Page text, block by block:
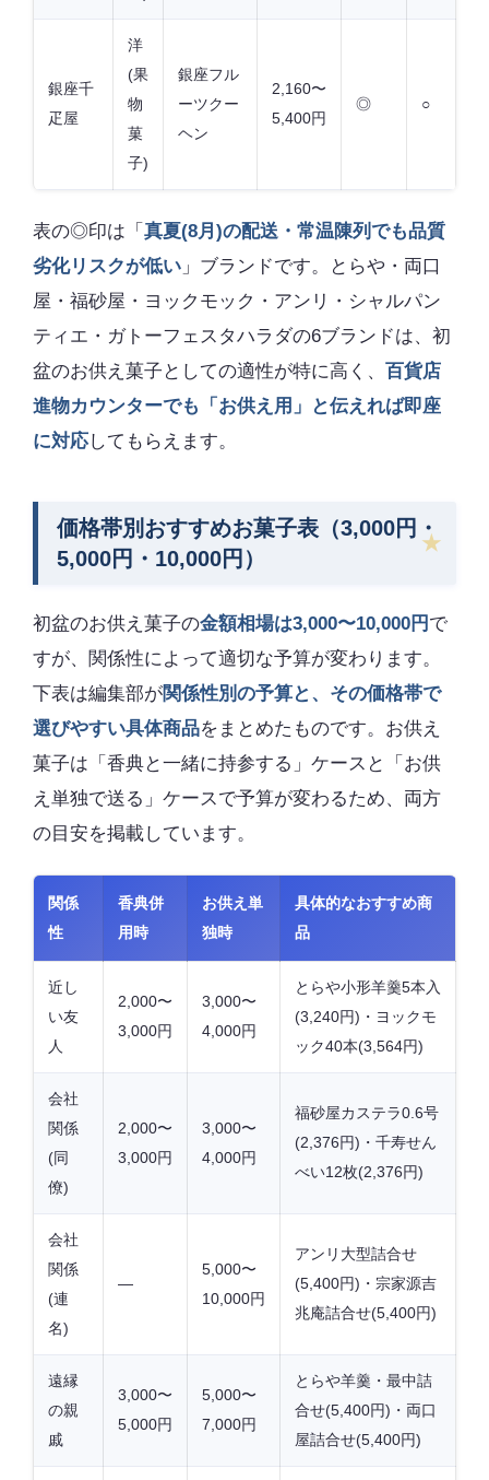
銀座千
疋屋
洋
(果
物
菓
子)
銀座フル
ーツクー
ヘン
2,160〜
5,400円
◎ ○
表の◎印は「 真夏(8月)の配送・常温陳列でも品質
劣化リスクが低い 」ブランドです。とらや・両口
屋・福砂屋・ヨックモック・アンリ・シャルパン
ティエ・ガトーフェスタハラダの6ブランドは、初
盆のお供え菓子としての適性が特に高く、 百貨店
進物カウンターでも「お供え用」と伝えれば即座
に対応してもらえます。
価格帯別おすすめお菓子表（3,000円・
5,000円・10,000円）
初盆のお供え菓子の金額相場は3,000〜10,000円 で
すが、関係性によって適切な予算が変わります。
下表は編集部が関係性別の予算と、その価格帯で
選びやすい具体商品をまとめたものです。お供え
菓子は「香典と一緒に持参する」ケースと「お供
え単独で送る」ケースで予算が変わるため、両方
の目安を掲載しています。
関係
性
香典併
用時
お供え単
独時
具体的なおすすめ商
品
近し
い友
人
2,000〜
3,000円
3,000〜
4,000円
とらや小形羊羹5本入
(3,240円)・ヨックモ
ック40本(3,564円)
会社
関係
(同
僚)
2,000〜
3,000円
3,000〜
4,000円
福砂屋カステラ0.6号
(2,376円)・千寿せん
べい12枚(2,376円)
会社
関係
(連
名)
—
5,000〜
10,000円
アンリ大型詰合せ
(5,400円)・宗家源吉
兆庵詰合せ(5,400円)
遠縁
の親
戚
3,000〜
5,000円
5,000〜
7,000円
とらや羊羹・最中詰
合せ(5,400円)・両口
屋詰合せ(5,400円)